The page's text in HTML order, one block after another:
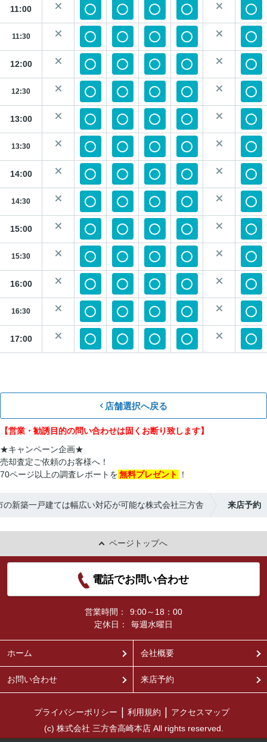
11:00
11:30
12:00
12:30
13:00
13:30
14:00
14:30
15:00
15:30
16:00
16:30
17:00
店舗選択へ戻る
【営業・勧誘目的の問い合わせは固くお断り致します】
★キャンペーン企画★
売却査定ご依頼のお客様へ！
70ページ以上の調査レポートを無料プレゼント ！
の新築一戸建ては幅広い対応が可能な株式会社三方舎 来店予約
ページトップへ
電話でお問い合わせ
営業時間：
9:00～18：00
定休日：
毎週水曜日
ホーム 会社概要
お問い合わせ 来店予約
プライバシーポリシー 利用規約
アクセスマップ
(c) 株式会社 三方舎高崎本店 All rights reserved.